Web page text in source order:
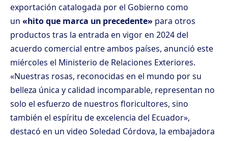
exportación catalogada por el Gobierno como
un «hito que marca un precedente» para otros
productos tras la entrada en vigor en 2024 del
acuerdo comercial entre ambos países, anunció este
miércoles el Ministerio de Relaciones Exteriores.
«Nuestras rosas, reconocidas en el mundo por su
belleza única y calidad incomparable, representan no
solo el esfuerzo de nuestros floricultores, sino
también el espíritu de excelencia del Ecuador»,
destacó en un video Soledad Córdova, la embajadora